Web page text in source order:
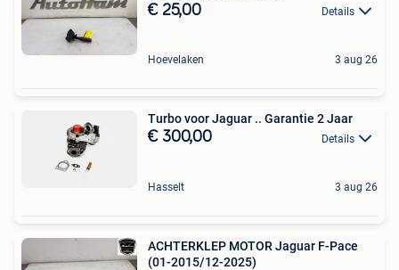
€ 25,00 Details
Hoevelaken 3 aug 26
Turbo voor Jaguar .. Garantie 2 Jaar
€ 300,00 Details
Hasselt 3 aug 26
ACHTERKLEP MOTOR Jaguar F-Pace
(01-2015/12-2025)